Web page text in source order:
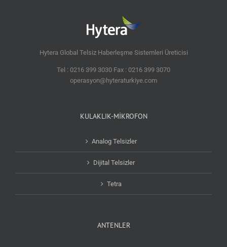
Hytera Global Telsiz Haberleşme Sistemleri Üreticisi
Tel : 0216 399 3030 Fax : 0216 399 3070
operasyon@hyteraturkiye.com
KULAKLIK-MİKROFON
Analog Telsizler
Dijital Telsizler
Tetra
ANTENLER